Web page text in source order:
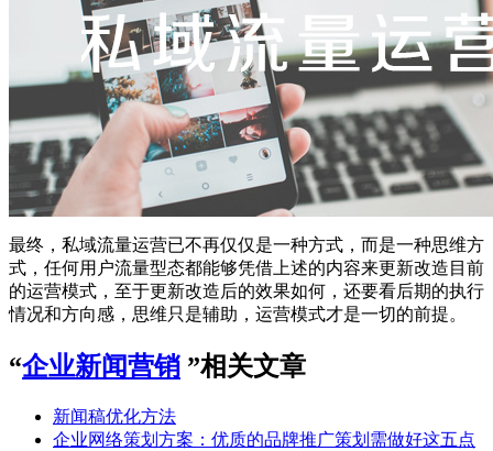
最终，私域流量运营已不再仅仅是一种方式，而是一种思维方
式，任何用户流量型态都能够凭借上述的内容来更新改造目前
的运营模式，至于更新改造后的效果如何，还要看后期的执行
情况和方向感，思维只是辅助，运营模式才是一切的前提。
“企业新闻营销 ”相关文章
新闻稿优化方法
企业网络策划方案：优质的品牌推广策划需做好这五点